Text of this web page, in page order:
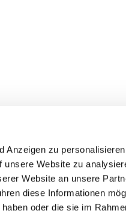
Anzeigen zu
Website zu
Website an unsere
diese Informationen
oder die sie im